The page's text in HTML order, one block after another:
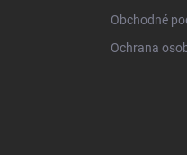
Obchodné
Ochrana